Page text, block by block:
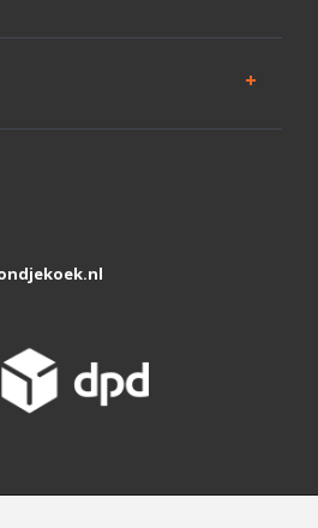
website te verbeteren. Is dat akkoord?